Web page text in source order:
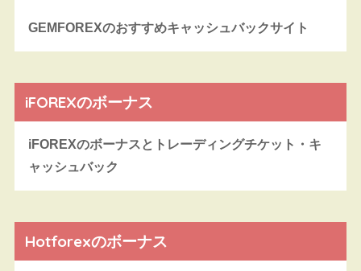
GEMFOREXのおすすめキャッシュバックサイト
iFOREXのボーナス
iFOREXのボーナスとトレーディングチケット・キ
ャッシュバック
Hotforexのボーナス